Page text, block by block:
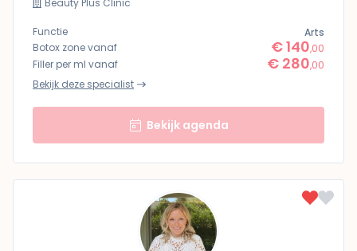
Beauty Plus Clinic
Functie
Arts
Botox zone vanaf
€ 140,00
Filler per ml vanaf
€ 280,00
Bekijk deze specialist
Bekijk agenda